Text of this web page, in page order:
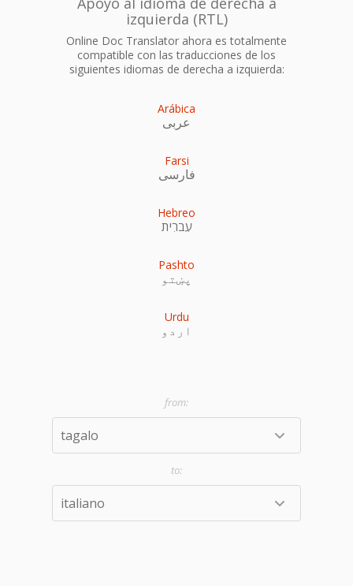
izquierda (RTL)
Online Doc Translator ahora es totalmente
compatible con las traducciones de los
siguientes idiomas de derecha a izquierda:
Arábica
عربى
Farsi
فارسی
Hebreo
עִברִית
Pashto
پښتو
Urdu
اردو